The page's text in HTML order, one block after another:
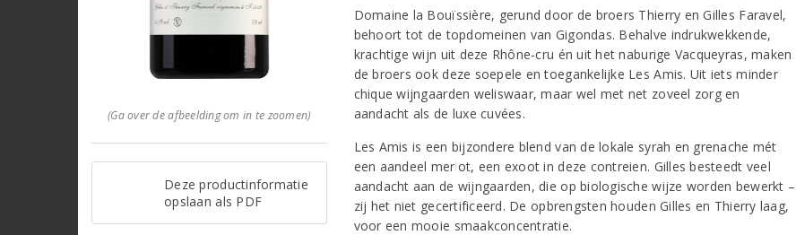
(Ga over de afbeelding om in te zoomen)
Deze productinformatie
opslaan als PDF
Domaine la Bouïssière, gerund door de broers Thierry en Gilles Faravel,
behoort tot de topdomeinen van Gigondas. Behalve indrukwekkende,
krachtige wijn uit deze Rhône-cru én uit het naburige Vacqueyras, maken
de broers ook deze soepele en toegankelijke Les Amis. Uit iets minder
chique wijngaarden weliswaar, maar wel met net zoveel zorg en
aandacht als de luxe cuvées.
Les Amis is een bijzondere blend van de lokale syrah en grenache mét
een aandeel merlot, een exoot in deze contreien. Gilles besteedt veel
aandacht aan de wijngaarden, die op biologische wijze worden bewerkt –
zij het niet gecertificeerd. De opbrengsten houden Gilles en Thierry laag,
voor een mooie smaakconcentratie.